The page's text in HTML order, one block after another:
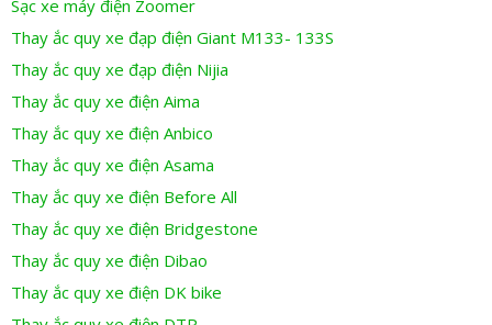
Sạc xe máy điện Zoomer
Thay ắc quy xe đạp điện Giant M133- 133S
Thay ắc quy xe đạp điện Nijia
Thay ắc quy xe điện Aima
Thay ắc quy xe điện Anbico
Thay ắc quy xe điện Asama
Thay ắc quy xe điện Before All
Thay ắc quy xe điện Bridgestone
Thay ắc quy xe điện Dibao
Thay ắc quy xe điện DK bike